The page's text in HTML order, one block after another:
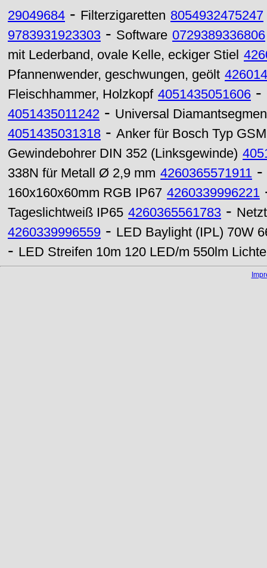
29049684 - Filterzigaretten 8054932475247
9783931923303 - Software 0729389336806
mit Lederband, ovale Kelle, eckiger Stiel
Pfannenwender, geschwungen, geölt
Fleischhammer, Holzkopf 4051435051606 -
4051435011242 - Universal
4051435031318 - Anker für Bosch Typ
Gewindebohrer DIN 352 (Linksgewinde)
338N für Metall Ø 2,9 mm 4260365571911 -
160x160x60mm RGB IP67 4260339996221
Tageslichtweiß IP65 4260365561783 -
4260339996559 - LED Baylight (IPL) 70W
- LED Streifen 10m 120 LED/m 550lm